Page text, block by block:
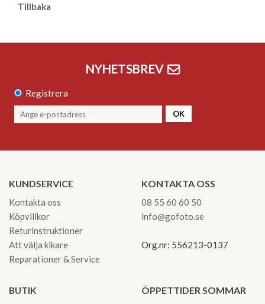
Tillbaka
NYHETSBREV
Registrera
OK
KUNDSERVICE
Kontakta oss
Köpvillkor
Returinstruktioner
Att välja kikare
Reparationer & Service
KONTAKTA OSS
08 55 60 60 50
info@gofoto.se
Org.nr: 556213-0137
BUTIK ÖPPETTIDER SOMMAR